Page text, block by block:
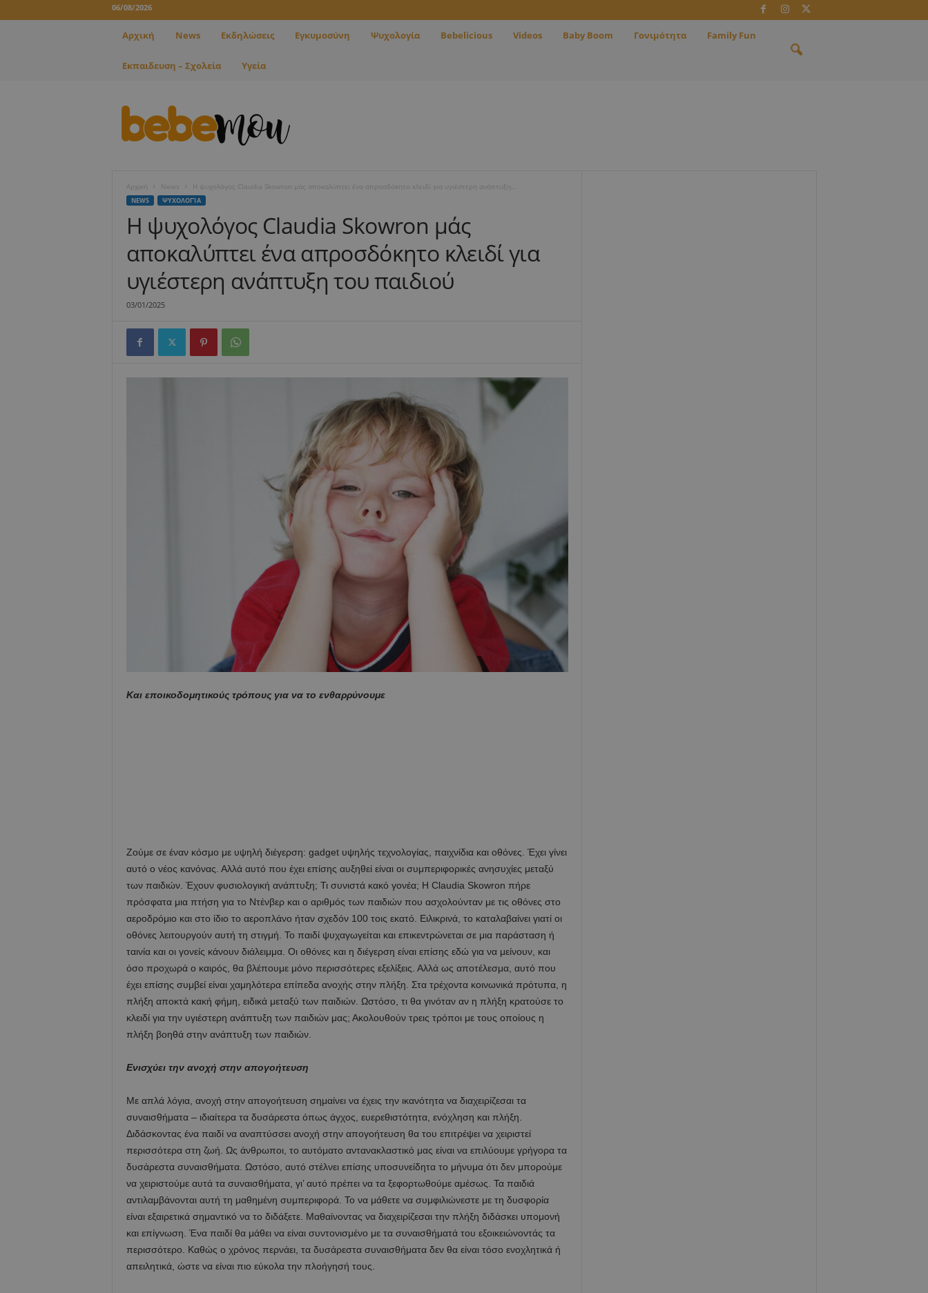
06/08/2026
Αρχική News Εκδηλώσεις Εγκυμοσύνη Ψυχολογία Bebelicious Videos Baby Boom Γονιμότητα Family Fun
Εκπαιδευση – Σχολεία Υγεία
Αρχική News Η ψυχολόγος Claudia Skowron μάς αποκαλύπτει ένα απροσδόκητο κλειδί για υγιέστερη ανάπτυξη...
NEWS ΨΥΧΟΛΟΓΊΑ
Η ψυχολόγος Claudia Skowron μάς
αποκαλύπτει ένα απροσδόκητο κλειδί για
υγιέστερη ανάπτυξη του παιδιού
03/01/2025
Και εποικοδομητικούς τρόπους για να το ενθαρρύνουμε
Ζούμε σε έναν κόσμο με υψηλή διέγερση: gadget υψηλής τεχνολογίας, παιχνίδια και οθόνες. Έχει γίνει
αυτό ο νέος κανόνας. Αλλά αυτό που έχει επίσης αυξηθεί είναι οι συμπεριφορικές ανησυχίες μεταξύ
των παιδιών. Έχουν φυσιολογική ανάπτυξη; Τι συνιστά κακό γονέα; Η Claudia Skowron πήρε
πρόσφατα μια πτήση για το Ντένβερ και ο αριθμός των παιδιών που ασχολούνταν με τις οθόνες στο
αεροδρόμιο και στο ίδιο το αεροπλάνο ήταν σχεδόν 100 τοις εκατό. Ειλικρινά, το καταλαβαίνει γιατί οι
οθόνες λειτουργούν αυτή τη στιγμή. Το παιδί ψυχαγωγείται και επικεντρώνεται σε μια παράσταση ή
ταινία και οι γονείς κάνουν διάλειμμα. Οι οθόνες και η διέγερση είναι επίσης εδώ για να μείνουν, και
όσο προχωρά ο καιρός, θα βλέπουμε μόνο περισσότερες εξελίξεις. Αλλά ως αποτέλεσμα, αυτό που
έχει επίσης συμβεί είναι χαμηλότερα επίπεδα ανοχής στην πλήξη. Στα τρέχοντα κοινωνικά πρότυπα, η
πλήξη αποκτά κακή φήμη, ειδικά μεταξύ των παιδιών. Ωστόσο, τι θα γινόταν αν η πλήξη κρατούσε το
κλειδί για την υγιέστερη ανάπτυξη των παιδιών μας; Ακολουθούν τρεις τρόποι με τους οποίους η
πλήξη βοηθά στην ανάπτυξη των παιδιών.
Ενισχύει την ανοχή στην απογοήτευση
Με απλά λόγια, ανοχή στην απογοήτευση σημαίνει να έχεις την ικανότητα να διαχειρίζεσαι τα
συναισθήματα – ιδιαίτερα τα δυσάρεστα όπως άγχος, ευερεθιστότητα, ενόχληση και πλήξη.
Διδάσκοντας ένα παιδί να αναπτύσσει ανοχή στην απογοήτευση θα του επιτρέψει να χειριστεί
περισσότερα στη ζωή. Ως άνθρωποι, το αυτόματο αντανακλαστικό μας είναι να επιλύουμε γρήγορα τα
δυσάρεστα συναισθήματα. Ωστόσο, αυτό στέλνει επίσης υποσυνείδητα το μήνυμα ότι δεν μπορούμε
να χειριστούμε αυτά τα συναισθήματα, γι’ αυτό πρέπει να τα ξεφορτωθούμε αμέσως. Τα παιδιά
αντιλαμβάνονται αυτή τη μαθημένη συμπεριφορά. Το να μάθετε να συμφιλιώνεστε με τη δυσφορία
είναι εξαιρετικά σημαντικό να το διδάξετε. Μαθαίνοντας να διαχειρίζεσαι την πλήξη διδάσκει υπομονή
και επίγνωση. Ένα παιδί θα μάθει να είναι συντονισμένο με τα συναισθήματά του εξοικειώνοντάς τα
περισσότερο. Καθώς ο χρόνος περνάει, τα δυσάρεστα συναισθήματα δεν θα είναι τόσο ενοχλητικά ή
απειλητικά, ώστε να είναι πιο εύκολα την πλοήγησή τους.